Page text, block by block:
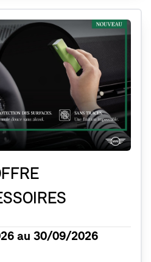
au 30/09/2026